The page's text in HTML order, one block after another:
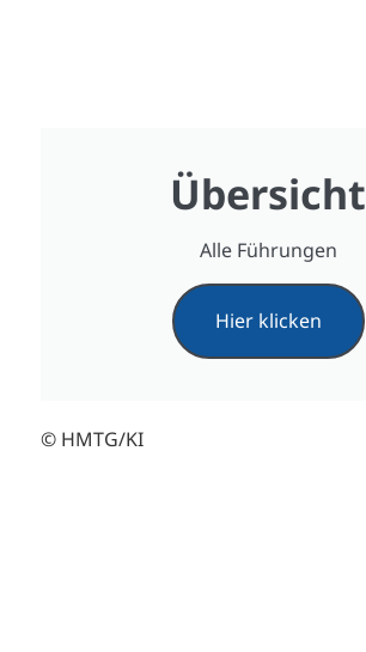
Übersicht
Alle Führungen
Hier klicken
© HMTG/KI